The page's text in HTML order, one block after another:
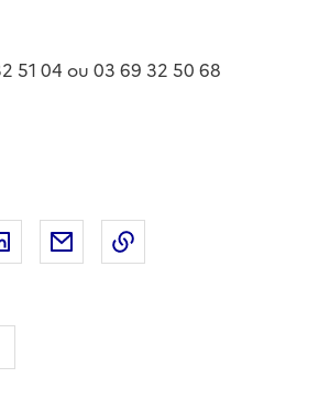
51 04 ou 03 69 32 50 68
sur X (anciennement Twitter)
Partager sur LinkedIn
Partager par email